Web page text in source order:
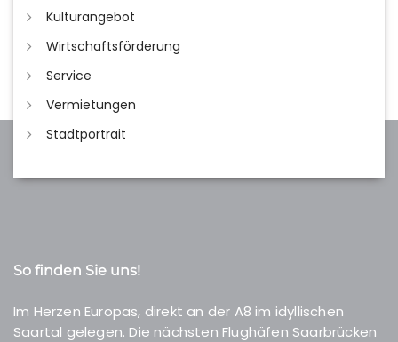
Kulturangebot
Wirtschaftsförderung
Service
Vermietungen
Stadtportrait
So finden Sie uns!
Im Herzen Europas, direkt an der A8 im idyllischen
Saartal gelegen. Die nächsten Flughäfen Saarbrücken